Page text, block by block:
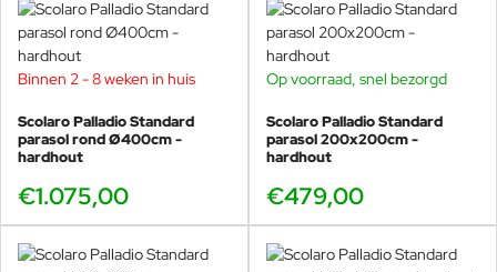
De Scolaro Napoli: klassieke schoonheid onder
de zon, met Italiaanse verfijning in elk detail.
Binnen 2 - 8 weken in huis
Scolaro Palladio Standard
parasol rond Ø400cm -
hardhout
€1.075,00
Op voorraad, snel bezorgd
Scolaro Palladio Standard
parasol 200x200cm -
hardhout
€479,00